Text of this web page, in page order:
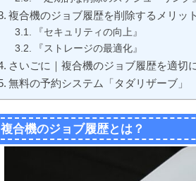
複合機のジョブ履歴を削除するメリッ
『セキュリティの向上』
『ストレージの最適化』
さいごに｜複合機のジョブ履歴を適切
無料の予約システム「タダリザーブ」
複合機のジョブ履歴とは？